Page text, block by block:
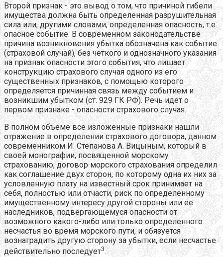
Второй признак - это вывод о том, что причиной гибели
имущества должна быть определенная разрушительная
сила или, другими словами, определенная опасность, т.е.
опасное событие. В современном законодательстве
причина возникновения убытка обозначена как событие
(страховой случай), без четкого и однозначного указания
на признак опасности этого события, что лишает
конструкцию страхового случая одного из его
существенных признаков, с помощью которого
определяется причинная связь между событием и
возникшим убытком (ст. 929 ГК РФ). Речь идет о
первом признаке - опасности страхового случая.
В полном объеме все изложенные признаки нашли
отражение в определении страхового договора, данном
современником И. Степанова А. Вицыным, который в
своей монографии, посвященной морскому
страхованию, договор морского страхования определил
как соглашение двух сторон, по которому одна их них за
условленную плату на известный срок принимает на
себя, полностью или отчасти, риск по определенному
имущественному интересу другой стороны или ее
наследников, подвергающемуся опасности от
возможного какого-либо или только определенного
несчастья во время морского пути, и обязуется
вознаградить другую сторону за убытки, если несчастье
действительно последует3.